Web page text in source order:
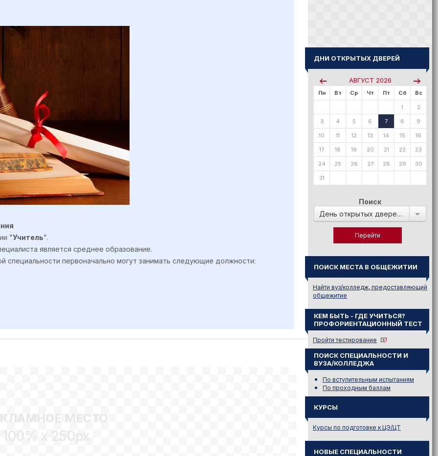
"Учитель".
является среднее образование.
специальности первоначально могут занимать следующие должности:
МЕСТО
100% x 250px
ДНИ ОТКРЫТЫХ ДВЕРЕЙ
АВГУСТ 2026
Пн Вт Ср Чт Пт Сб Вс
1 2
3 4 5 6 7 8 9
10 11 12 13 14 15 16
17 18 19 20 21 22 23
24 25 26 27 28 29 30
31
Поиск
День открытых дверей в:
ПОИСК МЕСТА В ОБЩЕЖИТИИ
Найти вуз/колледж, предоставляющий
общежитие
КЕМ БЫТЬ - ГДЕ УЧИТЬСЯ?
ПРОФОРИЕНТАЦИОННЫЙ ТЕСТ
Пройти тестирование
ПОИСК СПЕЦИАЛЬНОСТИ И
ВУЗА/КОЛЛЕДЖА
По вступительным испытаниям
По проходным баллам
КУРСЫ
Курсы по подготовке к ЦЭ/ЦТ
НОВЫЕ СПЕЦИАЛЬНОСТИ